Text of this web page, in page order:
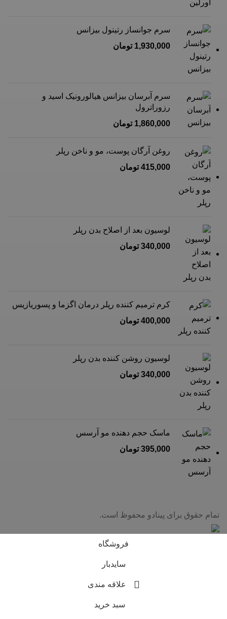
سرم جوانساز رتینول بیزانس
1,930,000 تومان
سرم آبرسان بیزانس هیالورونیک اسید و
رزوراترول
1,860,000 تومان
روغن آرگان پوست، مو و ناخن رپلر
415,000 تومان
لوسیون بعد از اصلاح بدن رپلر
340,000 تومان
کرم ترمیم کننده رپلر درمان اگزما و پسوریازیس
400,000 تومان
لوسیون روشن کننده بدن رپلر
340,000 تومان
ماسک حجم دهنده مو آرسس
395,000 تومان
تمام حقوق برای پینادو محفوظ است.
فروشگاه
سایدبار
علاقه مندی
سبد خرید